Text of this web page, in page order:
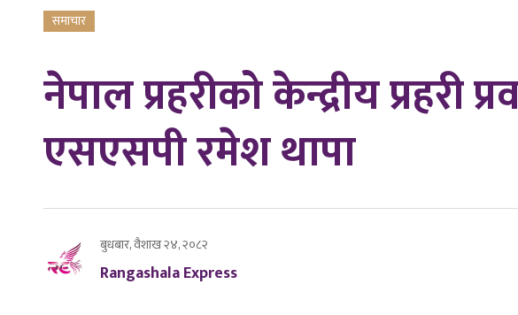
समाचार
नेपाल प्रहरीको केन्द्रीय प्रहरी
एसएसपी रमेश थापा
बुधबार, वैशाख २४, २०८२
Rangashala Express